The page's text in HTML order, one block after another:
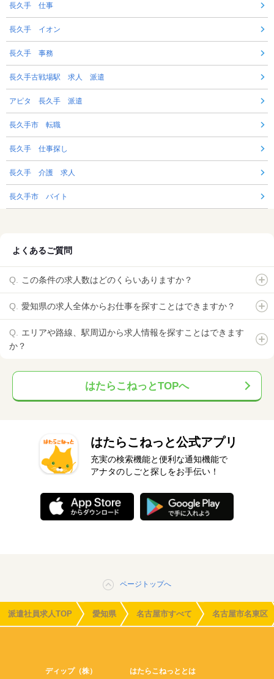
長久手 仕事
長久手 イオン
長久手 事務
長久手古戦場駅 求人 派遣
アピタ 長久手 派遣
長久手市 転職
長久手 仕事探し
長久手 介護 求人
長久手市 バイト
よくあるご質問
この条件の求人数はどのくらいありますか？
愛知県の求人全体からお仕事を探すことはできますか？
エリアや路線、駅周辺から求人情報を探すことはできます
か？
はたらこねっとTOPへ
はたらこねっと公式アプリ
充実の検索機能と便利な通知機能で
アナタのしごと探しをお手伝い！
ページトップへ
派遣社員求人TOP 愛知県 名古屋市すべて 名古屋市名東区
ディップ（株） はたらこねっととは